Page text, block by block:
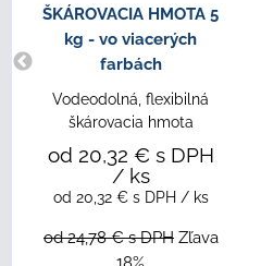
ŠKÁROVACIA HMOTA 5
kg - vo viacerých
farbách
Vodeodolná, flexibilná
škárovacia hmota
od 20,32 € s DPH
/ ks
od 20,32 € s DPH / ks
od 24,78 €s DPH Zľava